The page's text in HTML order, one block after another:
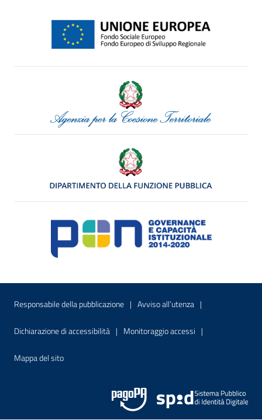
Menu di servizio
Responsabile della pubblicazione Sito interno - Apre in una nuova
Avviso all’utenza Sito interno -
Dichiarazione di accessibilità Sito interno - Apre in una nuova finestra
Monitoraggio accessi Sito interno -
Mappa del sitoSito interno - Apre nella stessa finestra